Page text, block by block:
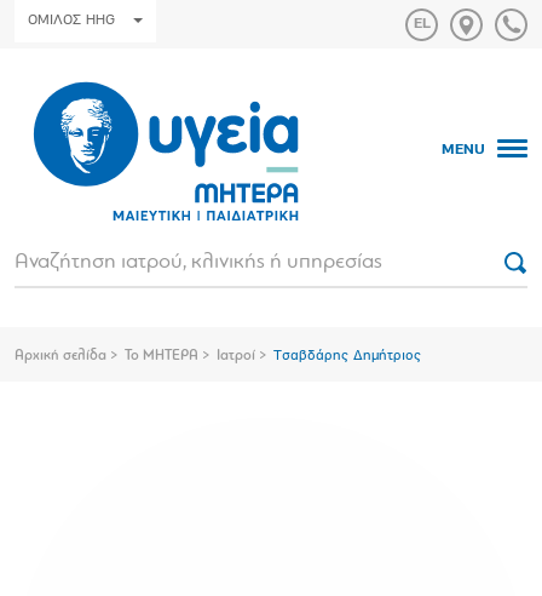
ΟΜΙΛΟΣ HHG
MENU
Αρχική σελίδα Το ΜΗΤΕΡΑ Ιατροί Τσαβδάρης Δημήτριος